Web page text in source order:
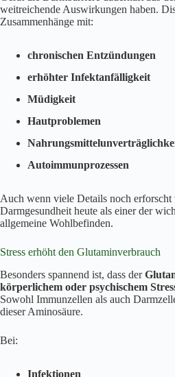
weitreichende Auswirkungen haben.
Zusammenhänge mit:
chronischen Entzündungen
erhöhter Infektanfälligkeit
Müdigkeit
Hautproblemen
Autoimmunprozessen
Auch wenn viele Details noch
Darmgesundheit heute als einer der
allgemeine Wohlbefinden.
Stress erhöht den Glutaminverbrauch
Besonders spannend ist, dass der
körperlichem oder psychischem
Sowohl Immunzellen als auch
dieser Aminosäure.
Bei:
Infektionen